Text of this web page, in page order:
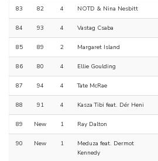
83 82 4 NOTD & Nina Nesbitt
84 93 4 Vastag Csaba
85 89 2 Margaret Island
86 80 4 Ellie Goulding
87 94 4 Tate McRae
88 91 4 Kasza Tibi feat. Dér Heni
89 New 1 Ray Dalton
90 New 1
Meduza feat. Dermot
Kennedy